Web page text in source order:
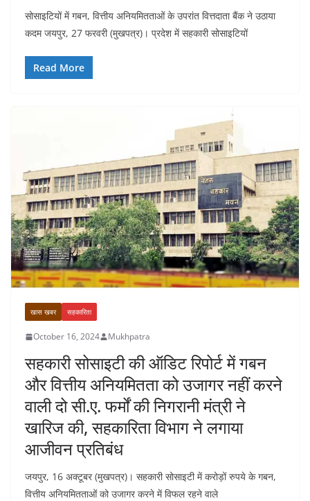
सोसाइटियों में गबन, वित्तीय अनियमितताओं के उपरांत वित्तदाता बैंक ने उठाया
कदम जयपुर, 27 फरवरी (मुखपत्र)। प्रदेश में सहकारी सोसाइटियों
Read More
खास खबर सहकारिता
October 16, 2024 Mukhpatra
सहकारी सोसाइटी की ऑडिट रिपोर्ट में गबन
और वित्तीय अनियमितता को उजागर नहीं करने
वाली दो सी.ए. फर्मों की निगरानी मंत्री ने
खारिज की, सहकारिता विभाग ने लगाया
आजीवन प्रतिबंध
जयपुर, 16 अक्टूबर (मुखपत्र)। सहकारी सोसाइटी में करोड़ों रुपये के गबन,
वित्तीय अनियमितताओं को उजागर करने में विफल रहने वाले